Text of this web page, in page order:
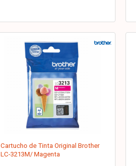
Cartucho de Tinta Original Brother
LC-3213M/ Magenta